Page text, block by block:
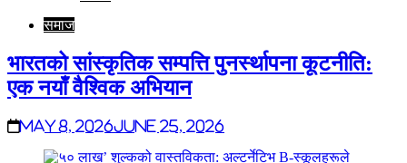
समाज
भारतको सांस्कृतिक सम्पत्ति पुनर्स्थापना कूटनीति:
एक नयाँ वैश्विक अभियान
May 8, 2026June 25, 2026